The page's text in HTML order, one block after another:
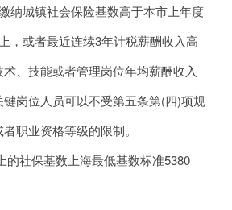
纳城镇社会保险基数高于本市上年度
，或者最近连续3年计税薪酬收入高
、技能或者管理岗位年均薪酬收入
岗位人员可以不受第五条第(四)项规
职业资格等级的限制。
的社保基数上海最低基数标准5380